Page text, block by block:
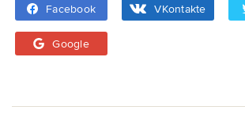
Facebook VKontakte
Google